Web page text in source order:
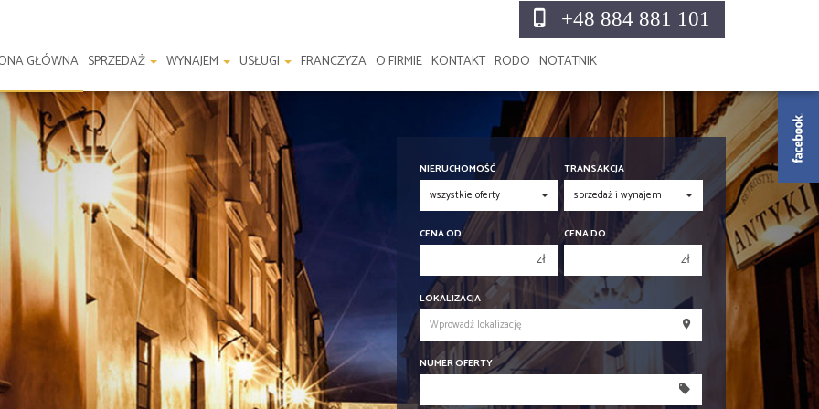
GŁÓWNA SPRZEDAŻ WYNAJEM USŁUGI FRANCZYZA O FIRMIE KONTAKT RODO NOTATNIK
+48 884 881 101
NIERUCHOMOŚĆ TRANSAKCJA
CENA OD
zł
150 000 zł
200 000 zł
250 000 zł
300 000 zł
CENA DO
zł
150 000 zł
250 000 zł
300 000 zł
LOKALIZACJA
NUMER OFERTY